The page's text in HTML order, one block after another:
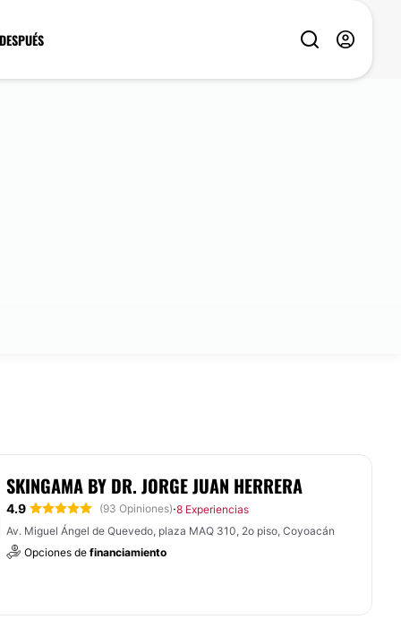
SKINGAMA BY DR. JORGE JUAN HERRERA
4.9 (93 Opiniones)·8 Experiencias
Av. Miguel Ángel de Quevedo, plaza MAQ 310, 2o piso, Coyoacán
Opciones de financiamiento